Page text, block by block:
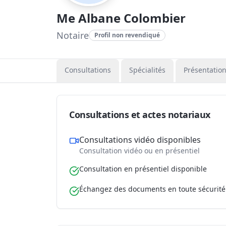
Me Albane Colombier
Notaire Profil non revendiqué
Consultations Spécialités Présentation
Consultations et actes notariaux
Consultations vidéo disponibles
Consultation vidéo ou en présentiel
Consultation en présentiel disponible
Échangez des documents en toute sécurité